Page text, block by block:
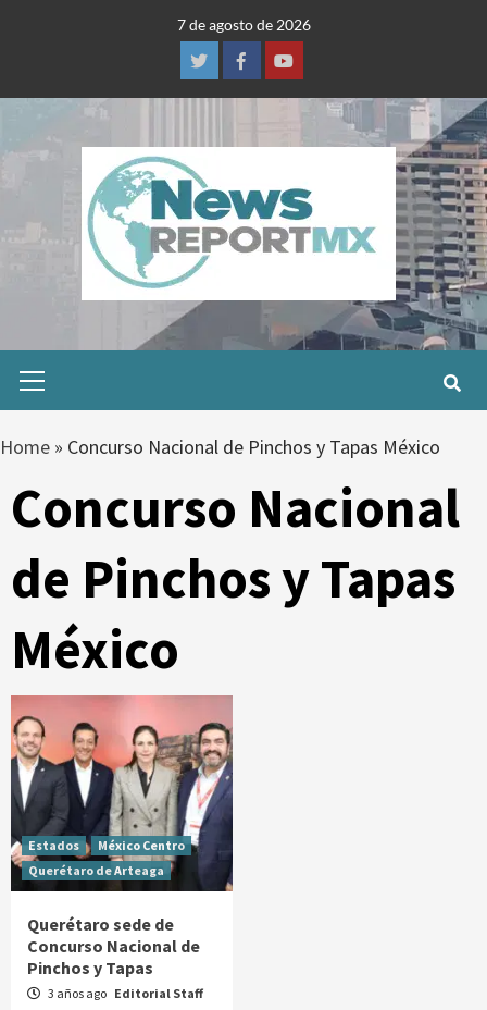
7 de agosto de 2026
TwitterFacebookYoutube
Menu
Home » Concurso Nacional de Pinchos y Tapas México
Concurso Nacional
de Pinchos y Tapas
México
Estados
México Centro
Querétaro de Arteaga
Querétaro sede de
Concurso Nacional de
Pinchos y Tapas
3 años ago Editorial Staff